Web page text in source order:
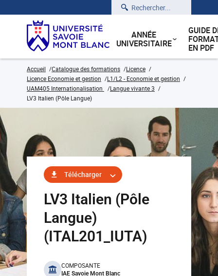
Rechercher
ANNÉE
UNIVERSITAIRE
GUIDE
EN PDF
Accueil Catalogue des formations
Licence
Licence Economie et gestion
L1/L2 - Economie et gestion
UAM405 Internationalisation
Langue vivante 3
LV3 Italien (Pôle Langue)
Télécharger
LV3 Italien (Pôle
Langue)
(ITAL201_IUTA)
benefits
COMPOSANTE
IAE Savoie Mont Blanc